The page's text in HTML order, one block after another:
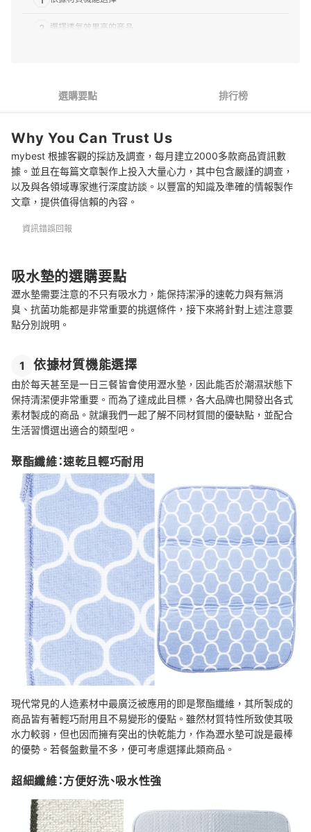
2 選擇透氣效果高的商品
推薦十大吸水墊人氣排行榜
總結
選購要點 排行榜
Why You Can Trust Us
mybest 根據客觀的採訪及調查，每月建立2000多款商品資訊數
據。並且在每篇文章製作上投入大量心力，其中包含嚴謹的調查，
以及與各領域專家進行深度訪談。以豐富的知識及準確的情報製作
文章，提供值得信賴的內容。
資訊錯誤回報
吸水墊的選購要點
瀝水墊需要注意的不只有吸水力，能保持潔淨的速乾力與有無消
臭、抗菌功能都是非常重要的挑選條件，接下來將針對上述注意要
點分別說明。
1 依據材質機能選擇
由於每天甚至是一日三餐皆會使用瀝水墊，因此能否於潮濕狀態下
保持清潔便非常重要。而為了達成此目標，各大品牌也開發出各式
素材製成的商品。就讓我們一起了解不同材質間的優缺點，並配合
生活習慣選出適合的類型吧。
聚酯纖維：速乾且輕巧耐用
現代常見的人造素材中最廣泛被應用的即是聚酯纖維，其所製成的
商品皆有著輕巧耐用且不易變形的優點。雖然材質特性所致使其吸
水力較弱，但也因而擁有突出的快乾能力，作為瀝水墊可說是最棒
的優勢。若餐盤數量不多，便可考慮選擇此類商品。
超細纖維：方便好洗、吸水性強